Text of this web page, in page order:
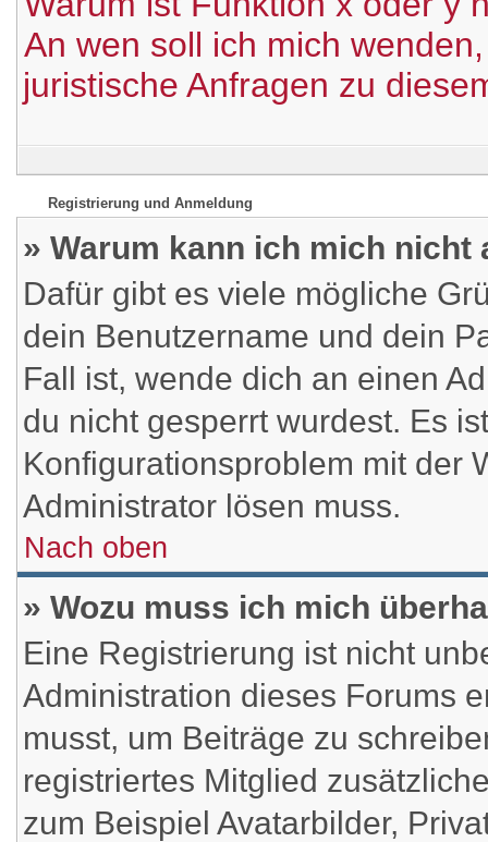
An wen soll ich mich
juristische Anfragen zu
Registrierung und Anmeldung
» Warum kann ich mich nicht
Dafür gibt es viele mögliche
dein Benutzername und dein
Fall ist, wende dich an einen
du nicht gesperrt wurdest. Es
Konfigurationsproblem mit der
Administrator lösen muss.
Nach oben
» Wozu muss ich mich
Eine Registrierung ist nicht
Administration dieses Forums
musst, um Beiträge zu
registriertes Mitglied
zum Beispiel Avatarbilder,